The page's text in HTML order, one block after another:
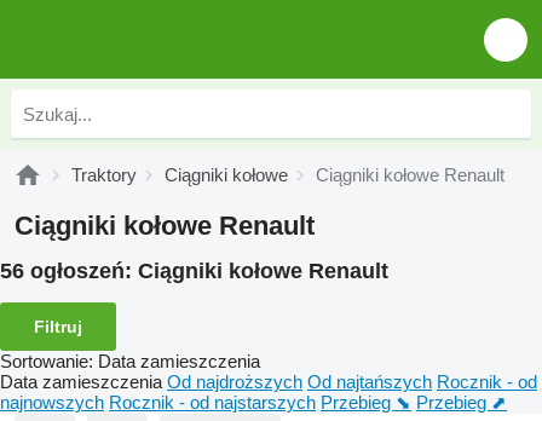
Traktory Ciągniki kołowe Ciągniki kołowe Renault
Ciągniki kołowe Renault
56 ogłoszeń: Ciągniki kołowe Renault
Filtruj
Sortowanie: Data zamieszczenia
Data zamieszczenia Od najdroższych Od najtańszych Rocznik - od
najnowszych Rocznik - od najstarszych Przebieg ⬊ Przebieg ⬈